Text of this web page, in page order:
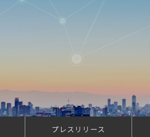
プレスリリース